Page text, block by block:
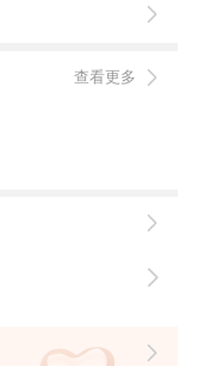
查看更多